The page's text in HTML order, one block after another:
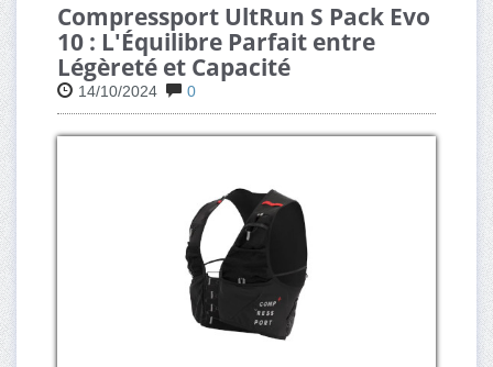
Compressport UltRun S Pack Evo
10 : L'Équilibre Parfait entre
Légèreté et Capacité
14/10/2024 0